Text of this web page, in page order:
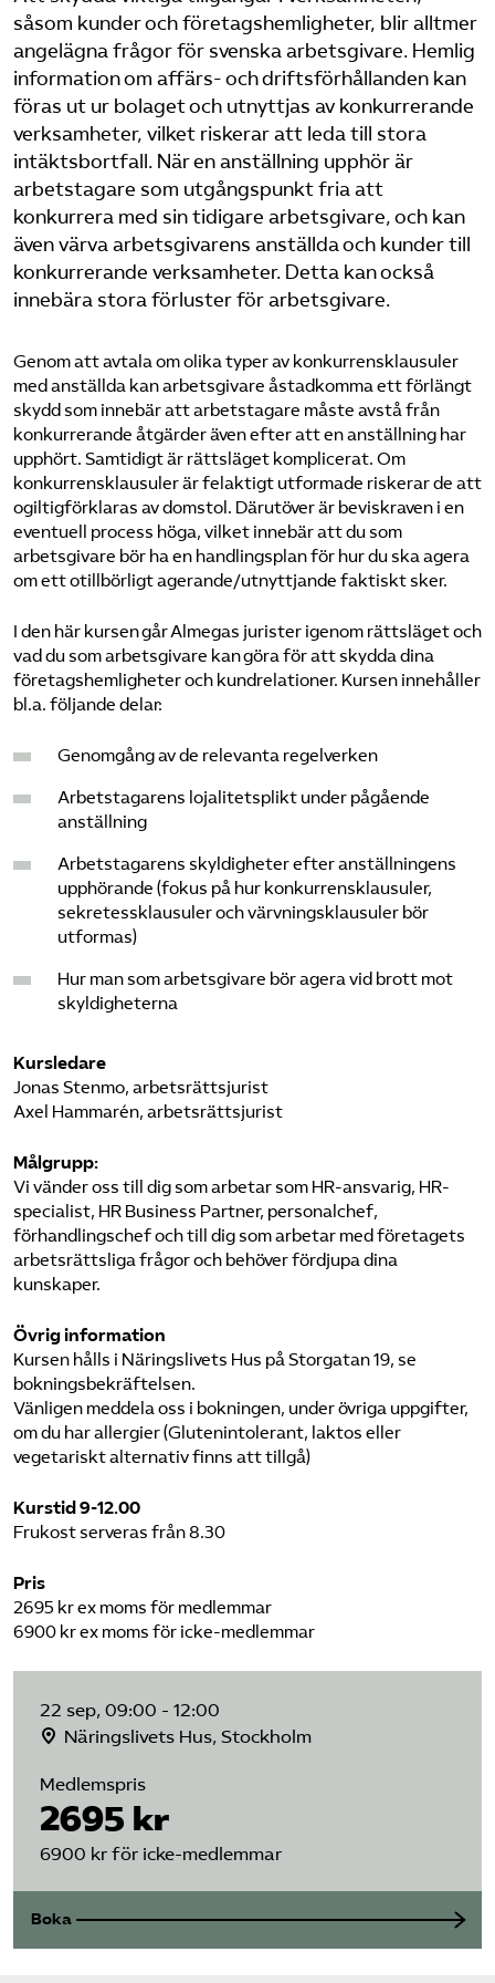
Sök på sakerhetsforetagen.se
såsom kunder och företagshemligheter, blir alltmer
angelägna frågor för svenska arbetsgivare. Hemlig
information om affärs- och driftsförhållanden kan
föras ut ur bolaget och utnyttjas av konkurrerande
verksamheter, vilket riskerar att leda till stora
intäktsbortfall. När en anställning upphör är
arbetstagare som utgångspunkt fria att
konkurrera med sin tidigare arbetsgivare, och kan
även värva arbetsgivarens anställda och kunder till
konkurrerande verksamheter. Detta kan också
innebära stora förluster för arbetsgivare.
Genom att avtala om olika typer av konkurrensklausuler
med anställda kan arbetsgivare åstadkomma ett förlängt
skydd som innebär att arbetstagare måste avstå från
konkurrerande åtgärder även efter att en anställning har
upphört. Samtidigt är rättsläget komplicerat. Om
konkurrensklausuler är felaktigt utformade riskerar de att
ogiltigförklaras av domstol. Därutöver är beviskraven i en
eventuell process höga, vilket innebär att du som
arbetsgivare bör ha en handlingsplan för hur du ska agera
om ett otillbörligt agerande/utnyttjande faktiskt sker.
I den här kursen går Almegas jurister igenom rättsläget och
vad du som arbetsgivare kan göra för att skydda dina
företagshemligheter och kundrelationer. Kursen innehåller
bl.a. följande delar:
Genomgång av de relevanta regelverken
Arbetstagarens lojalitetsplikt under pågående
anställning
Arbetstagarens skyldigheter efter anställningens
upphörande (fokus på hur konkurrensklausuler,
sekretessklausuler och värvningsklausuler bör
utformas)
Hur man som arbetsgivare bör agera vid brott mot
skyldigheterna
Kursledare
Jonas Stenmo, arbetsrättsjurist
Axel Hammarén, arbetsrättsjurist
Målgrupp:
Vi vänder oss till dig som arbetar som HR-ansvarig, HR-
specialist, HR Business Partner, personalchef,
förhandlingschef och till dig som arbetar med företagets
arbetsrättsliga frågor och behöver fördjupa dina
kunskaper.
Övrig information
Kursen hålls i Näringslivets Hus på Storgatan 19, se
bokningsbekräftelsen.
Vänligen meddela oss i bokningen, under övriga uppgifter,
om du har allergier (Glutenintolerant, laktos eller
vegetariskt alternativ finns att tillgå)
Kurstid 9-12.00
Frukost serveras från 8.30
Pris
2695 kr ex moms för medlemmar
6900 kr ex moms för icke-medlemmar
22 sep, 09:00 - 12:00
Näringslivets Hus, Stockholm
Medlemspris
2695 kr
6900 kr för icke-medlemmar
Boka